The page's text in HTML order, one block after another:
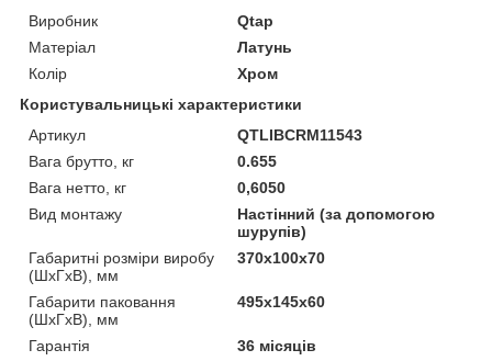
Виробник
Qtap
Матеріал
Латунь
Колір
Хром
Користувальницькі характеристики
Артикул
QTLIBCRM11543
Вага брутто, кг
0.655
Вага нетто, кг
0,6050
Вид монтажу
Настінний (за допомогою
шурупів)
Габаритні розміри виробу
(ШхГхВ), мм
370х100х70
Габарити паковання
(ШхГхВ), мм
495х145х60
Гарантія
36 місяців